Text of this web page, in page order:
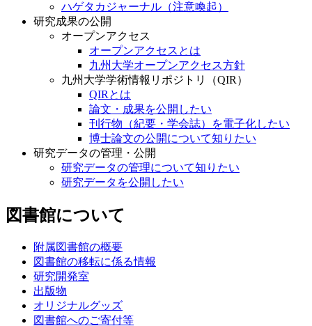
ハゲタカジャーナル（注意喚起）
研究成果の公開
オープンアクセス
オープンアクセスとは
九州大学オープンアクセス方針
九州大学学術情報リポジトリ（QIR）
QIRとは
論文・成果を公開したい
刊行物（紀要・学会誌）を電子化したい
博士論文の公開について知りたい
研究データの管理・公開
研究データの管理について知りたい
研究データを公開したい
図書館について
附属図書館の概要
図書館の移転に係る情報
研究開発室
出版物
オリジナルグッズ
図書館へのご寄付等